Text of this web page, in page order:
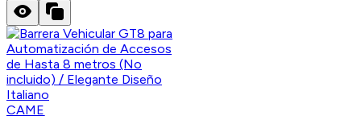
CAME